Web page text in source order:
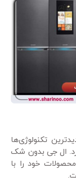
تکنولوژی‌ها
ال جی بدون شک
خود را با